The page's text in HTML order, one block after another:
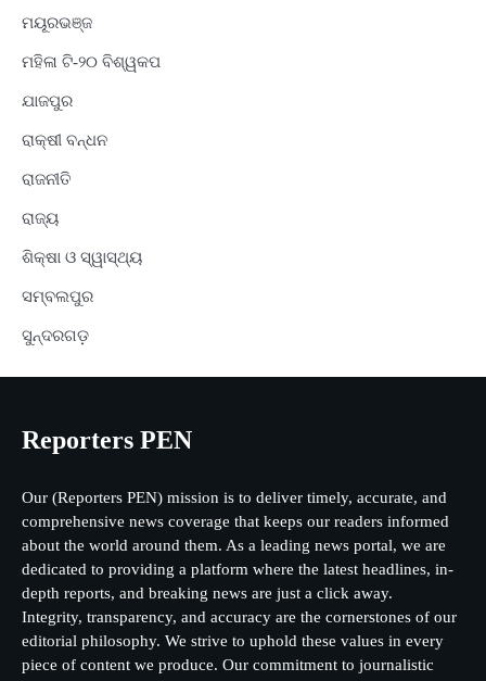
ମୟୂରଭଞ୍ଜ
ମହିଳା ଟି-୨୦ ବିଶ୍ୱକପ
ଯାଜପୁର
ରାକ୍ଷୀ ବନ୍ଧନ
ରାଜନୀତି
ରାଜ୍ୟ
ଶିକ୍ଷା ଓ ସ୍ୱାସ୍ଥ୍ୟ
ସମ୍ବଲପୁର
ସୁନ୍ଦରଗଡ଼
Reporters PEN
Our (Reporters PEN) mission is to deliver timely, accurate, and
comprehensive news coverage that keeps our readers informed
about the world around them. As a leading news portal, we are
dedicated to providing a platform where the latest headlines, in-
depth reports, and breaking news are just a click away.
Integrity, transparency, and accuracy are the cornerstones of our
editorial philosophy. We strive to uphold these values in every
piece of content we produce. Our commitment to journalistic